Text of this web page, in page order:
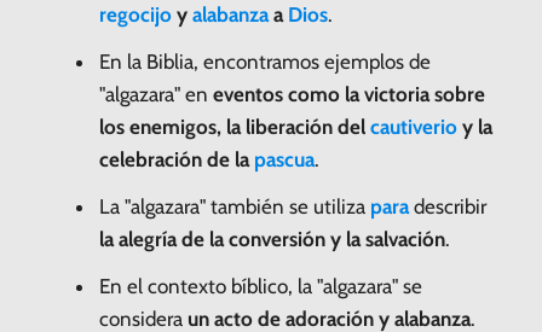
regocijo y alabanzaa Dios.
En la Biblia, encontramos ejemplos de
"algazara" en eventos como la victoria sobre
los enemigos, la liberación del cautiverio y la
celebración de la pascua.
La "algazara" también se utiliza paradescribir
la alegría de la conversión y la salvación.
En el contexto bíblico, la "algazara" se
considera un acto de adoración y alabanza.